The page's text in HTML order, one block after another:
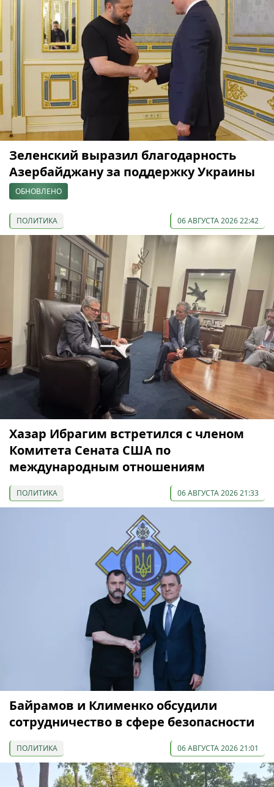
Зеленский выразил благодарность
Азербайджану за поддержку Украины
ОБНОВЛЕНО
ПОЛИТИКА 06 АВГУСТА 2026 22:42
Хазар Ибрагим встретился с членом
Комитета Сената США по
международным отношениям
ПОЛИТИКА 06 АВГУСТА 2026 21:33
Байрамов и Клименко обсудили
сотрудничество в сфере безопасности
ПОЛИТИКА 06 АВГУСТА 2026 21:01